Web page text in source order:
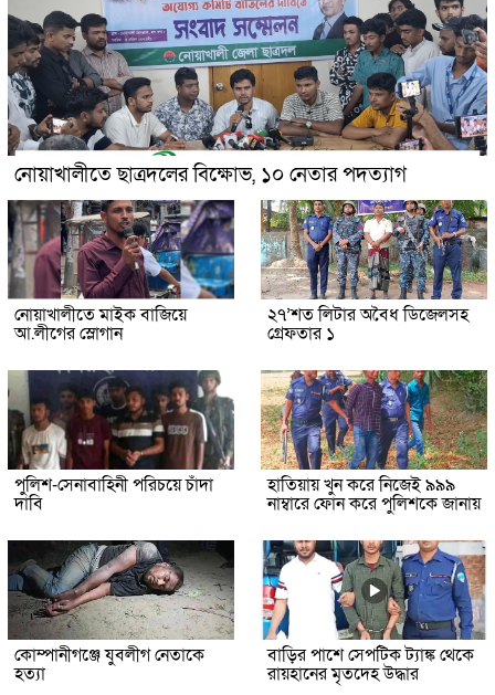
নোয়াখালীতে ছাত্রদলের বিক্ষোভ, ১০ নেতার পদত্যাগ
নোয়াখালীতে মাইক বাজিয়ে
আ.লীগের স্লোগান
২৭’শত লিটার অবৈধ ডিজেলসহ
গ্রেফতার ১
পুলিশ-সেনাবাহিনী পরিচয়ে চাঁদা
দাবি
হাতিয়ায় খুন করে নিজেই ৯৯৯
নাম্বারে ফোন করে পুলিশকে জানায়
কোম্পানীগঞ্জে যুবলীগ নেতাকে
হত্যা
বাড়ির পাশে সেপটিক ট্যাঙ্ক থেকে
রায়হানের মৃতদেহ উদ্ধার